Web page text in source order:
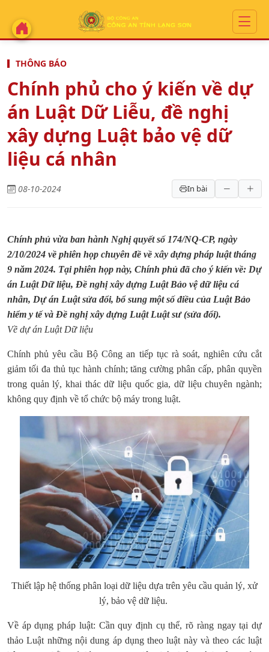
THÔNG BÁO
Chính phủ cho ý kiến về dự
án Luật Dữ Liễu, đề nghị
xây dựng Luật bảo vệ dữ
liệu cá nhân
08-10-2024 In bài
Chính phủ vừa ban hành Nghị quyết số 174/NQ-CP, ngày
2/10/2024 về phiên họp chuyên đề về xây dựng pháp luật tháng
9 năm 2024. Tại phiên họp này, Chính phủ đã cho ý kiến về: Dự
án Luật Dữ liệu, Đề nghị xây dựng Luật Bảo vệ dữ liệu cá
nhân, Dự án Luật sửa đổi, bổ sung một số điều của Luật Bảo
hiểm y tế và Đề nghị xây dựng Luật Luật sư (sửa đổi).
Về dự án Luật Dữ liệu
Chính phủ yêu cầu Bộ Công an tiếp tục rà soát, nghiên cứu cắt
giảm tối đa thủ tục hành chính; tăng cường phân cấp, phân quyền
trong quản lý, khai thác dữ liệu quốc gia, dữ liệu chuyên ngành;
không quy định về tổ chức bộ máy trong luật.
Thiết lập hệ thống phân loại dữ liệu dựa trên yêu cầu quản lý, xử
lý, bảo vệ dữ liệu.
Về áp dụng pháp luật: Cần quy định cụ thể, rõ ràng ngay tại dự
thảo Luật những nội dung áp dụng theo luật này và theo các luật